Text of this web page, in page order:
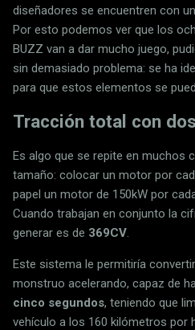
diseñadores se encuentren con
Por esto podemos ver que los
BUZZ van a dar mucho juego,
sin demasiado problema: se ha
para que estos elementos se
Tracción total con
Es algo que se repite en muchos
tamaño: colocar un motor por
papel un motor de 150kW por
Cuando trabajan en conjunto la
generar es de 369CV.
Este sistema le permitiría
monstruo acelerando, capaz de
cinco segundos, teniendo que
vehículo a los 160 kilómetros por